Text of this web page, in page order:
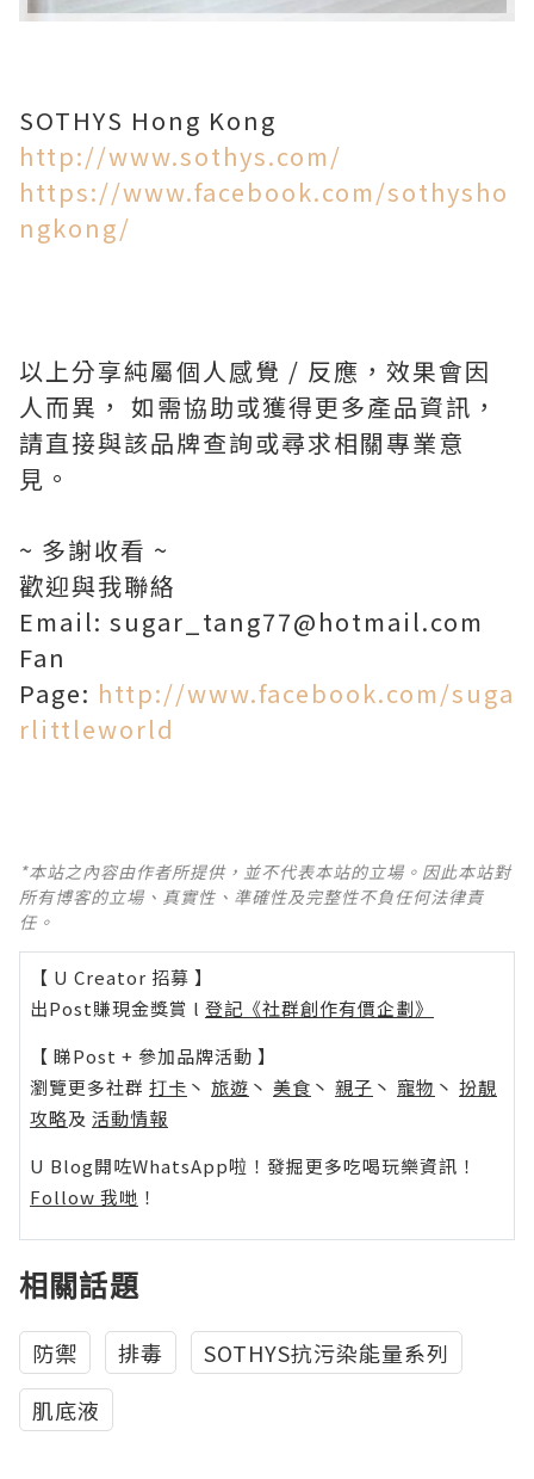
SOTHYS Hong Kong
http://www.sothys.com/
https://www.facebook.com/sothysho
ngkong/
以上分享純屬個人感覺 / 反應，效果會因
人而異， 如需協助或獲得更多產品資訊，
請直接與該品牌查詢或尋求相關專業意
見。
~ 多謝收看 ~
歡迎與我聯絡
Email: sugar_tang77@hotmail.com
Fan
Page: http://www.facebook.com/suga
rlittleworld
*本站之內容由作者所提供，並不代表本站的立場。因此本站對
所有博客的立場、真實性、準確性及完整性不負任何法律責
任。
【 U Creator 招募 】
出Post賺現金獎賞 l 登記《社群創作有價企劃》
【 睇Post + 參加品牌活動 】
瀏覽更多社群 打卡 丶 旅遊 丶 美食 丶 親子 丶 寵物 丶 扮靚
攻略及 活動情報
U Blog開咗WhatsApp啦！發掘更多吃喝玩樂資訊！
Follow 我哋 ！
相關話題
防禦 排毒
SOTHYS抗污染能量系列
肌底液